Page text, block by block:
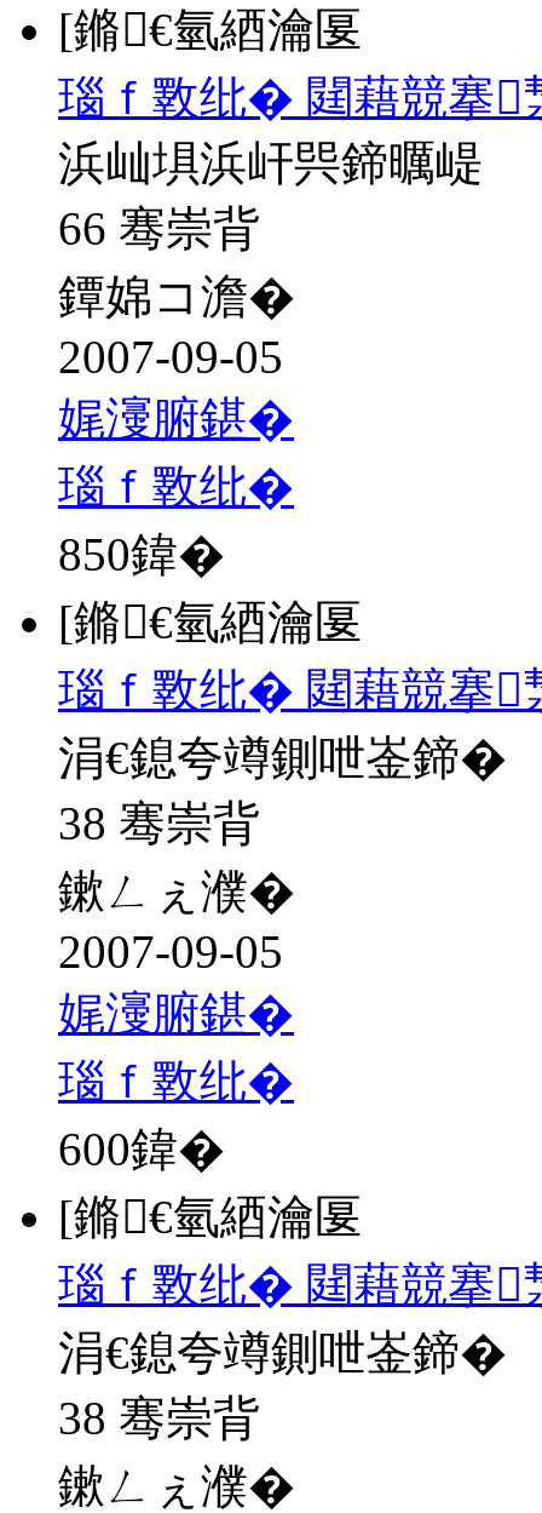
[鏅€氫綇瀹匽
瑙ｆ斁纰� 閮藉競搴
浜屾埧浜屽巺鍗曞崼
66 骞崇背
鐔婂コ澹�
2007-09-05
娓濅腑鍖�
瑙ｆ斁纰�
850鍏�
[鏅€氫綇瀹匽
瑙ｆ斁纰� 閮藉競搴
涓€鎴夸竴鍘呭崟鍗�
38 骞崇背
鏉ㄥぇ濮�
2007-09-05
娓濅腑鍖�
瑙ｆ斁纰�
600鍏�
[鏅€氫綇瀹匽
瑙ｆ斁纰� 閮藉競搴
涓€鎴夸竴鍘呭崟鍗�
38 骞崇背
鏉ㄥぇ濮�